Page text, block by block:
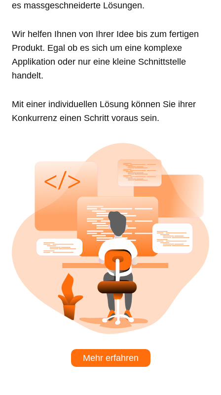
es massgeschneiderte Lösungen.
Wir helfen Ihnen von Ihrer Idee bis zum fertigen
Produkt. Egal ob es sich um eine komplexe
Applikation oder nur eine kleine Schnittstelle
handelt.
Mit einer individuellen Lösung können Sie ihrer
Konkurrenz einen Schritt voraus sein.
Mehr erfahren